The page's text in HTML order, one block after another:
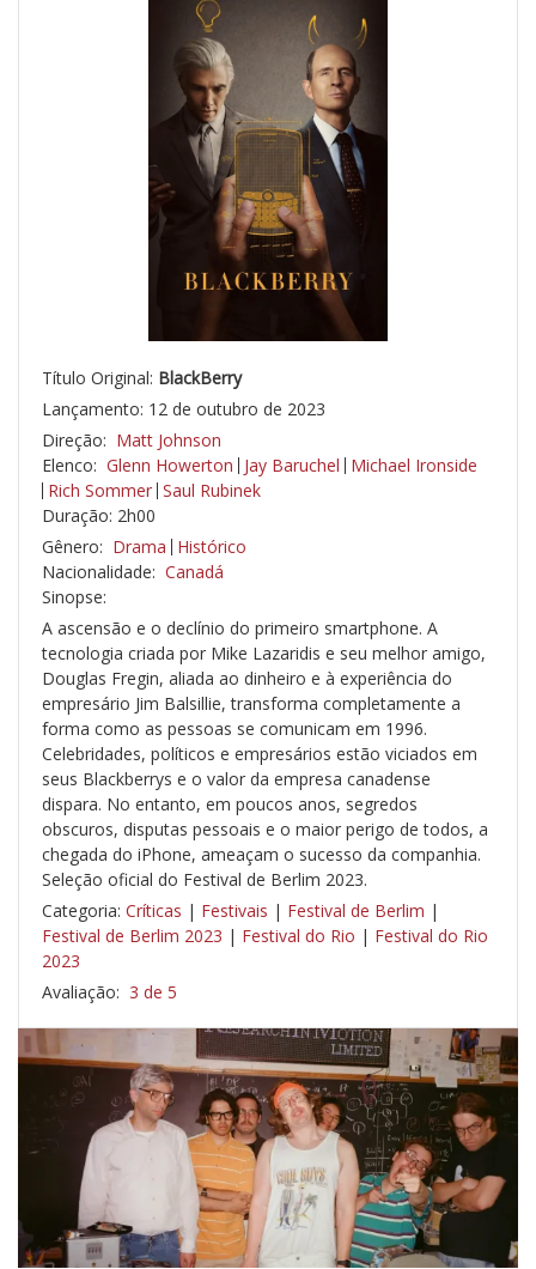
Título Original: BlackBerry
Lançamento: 12 de outubro de 2023
Direção: Matt Johnson
Elenco: Glenn Howerton Jay Baruchel Michael Ironside
Rich Sommer Saul Rubinek
Duração: 2h00
Gênero: Drama Histórico
Nacionalidade: Canadá
Sinopse:
A ascensão e o declínio do primeiro smartphone. A
tecnologia criada por Mike Lazaridis e seu melhor amigo,
Douglas Fregin, aliada ao dinheiro e à experiência do
empresário Jim Balsillie, transforma completamente a
forma como as pessoas se comunicam em 1996.
Celebridades, políticos e empresários estão viciados em
seus Blackberrys e o valor da empresa canadense
dispara. No entanto, em poucos anos, segredos
obscuros, disputas pessoais e o maior perigo de todos, a
chegada do iPhone, ameaçam o sucesso da companhia.
Seleção oficial do Festival de Berlim 2023.
Categoria: Críticas | Festivais | Festival de Berlim |
Festival de Berlim 2023 | Festival do Rio | Festival do Rio
2023
Avaliação: 3 de 5